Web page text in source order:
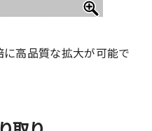
高品質な拡大が可能で